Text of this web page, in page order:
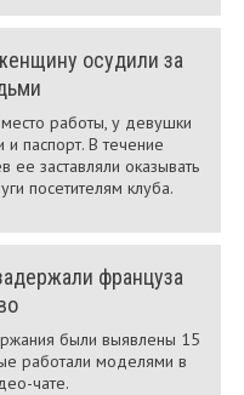
осудили за
работы, у девушки
и паспорт. В течение
ее заставляли оказывать
посетителям клуба.
француза
были выявлены 15
работали моделями в
чате.